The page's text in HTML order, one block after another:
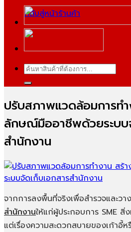
กลับสู่หน้าร้านค้า
ค้นหา:
ปรับสภาพแวดล้อมการท
ลักษณ์มืออาชีพด้วยระบบ
สำนักงาน
จากการลงพื้นที่จริงเพื่อสำรวจและวา
สำนักงานให้แก่ผู้ประกอบการ SME
แต่เรื่องความสะดวกสบายของเก้าอี้ห